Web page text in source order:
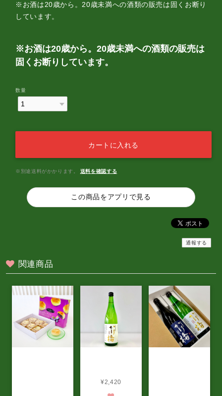
※お酒は20歳から。20歳未満への酒類の販売は固くお断り
しています。
※お酒は20歳から。20歳未満への酒類の販売は
固くお断りしています。
数量
カートに入れる
※別途送料がかかります。 送料を確認する
この商品をアプリで見る
通報する
関連商品
¥2,420